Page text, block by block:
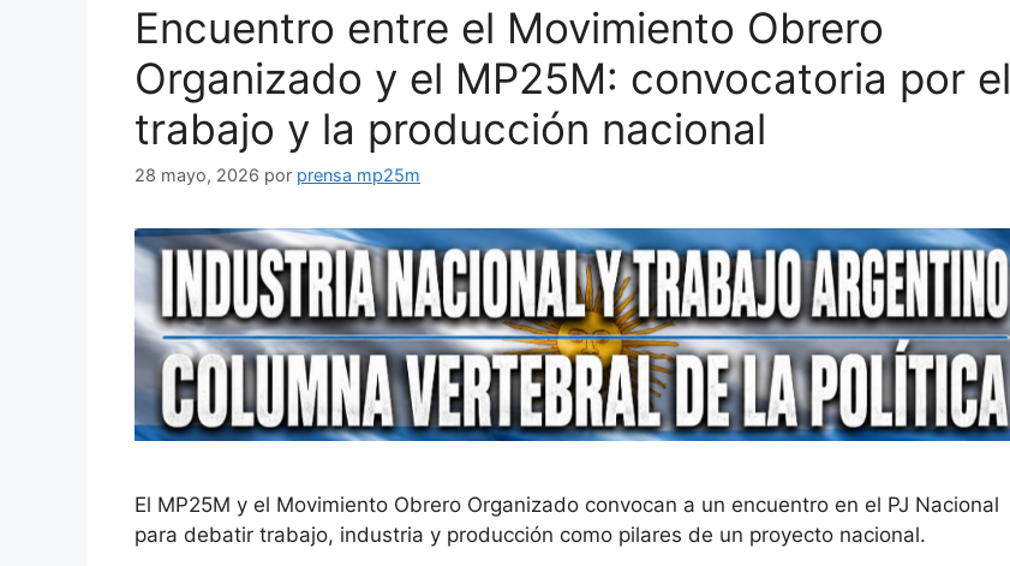
Encuentro entre el Movimiento Obrero
Organizado y el MP25M: convocatoria por el
trabajo y la producción nacional
28 mayo, 2026 por prensa mp25m
El MP25M y el Movimiento Obrero Organizado convocan a un encuentro en el PJ Nacional
para debatir trabajo, industria y producción como pilares de un proyecto nacional.